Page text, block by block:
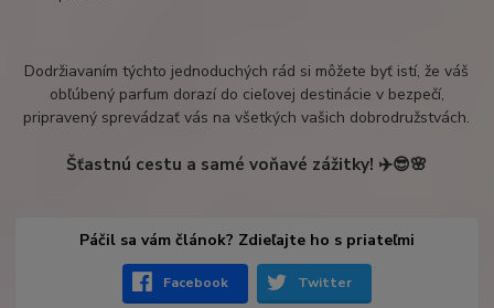
Dodržiavaním týchto jednoduchých rád si môžete byť istí, že váš
obľúbený parfum dorazí do cieľovej destinácie v bezpečí,
pripravený sprevádzať vás na všetkých vašich dobrodružstvách.
Šťastnú cestu a samé voňavé zážitky! ✈️😎🌸
Páčil sa vám článok? Zdieľajte ho s priateľmi
Facebook Twitter